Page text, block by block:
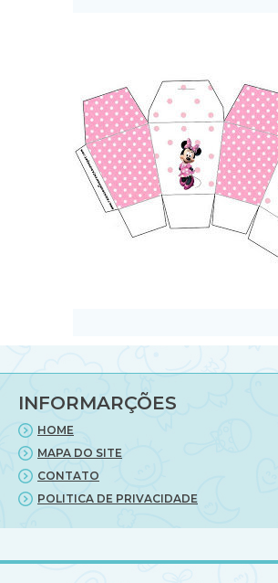
INFORMARÇÕES
HOME
MAPA DO SITE
CONTATO
POLITICA DE PRIVACIDADE